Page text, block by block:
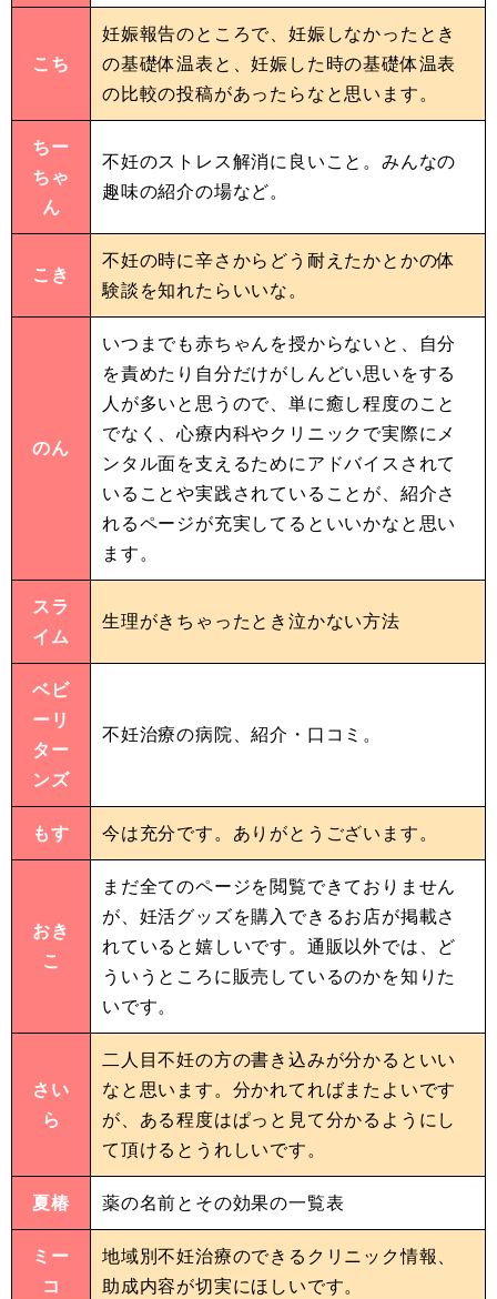
こち
妊娠報告のところで、妊娠しなかったとき
の基礎体温表と、妊娠した時の基礎体温表
の比較の投稿があったらなと思います。
ちー
ちゃ
ん
不妊のストレス解消に良いこと。みんなの
趣味の紹介の場など。
こき
不妊の時に辛さからどう耐えたかとかの体
験談を知れたらいいな。
のん
いつまでも赤ちゃんを授からないと、自分
を責めたり自分だけがしんどい思いをする
人が多いと思うので、単に癒し程度のこと
でなく、心療内科やクリニックで実際にメ
ンタル面を支えるためにアドバイスされて
いることや実践されていることが、紹介さ
れるページが充実してるといいかなと思い
ます。
スラ
イム
生理がきちゃったとき泣かない方法
ベビ
ーリ
ター
ンズ
不妊治療の病院、紹介・口コミ。
もす 今は充分です。ありがとうございます。
おき
こ
まだ全てのページを閲覧できておりません
が、妊活グッズを購入できるお店が掲載さ
れていると嬉しいです。通販以外では、ど
ういうところに販売しているのかを知りた
いです。
さい
ら
二人目不妊の方の書き込みが分かるといい
なと思います。分かれてればまたよいです
が、ある程度はぱっと見て分かるようにし
て頂けるとうれしいです。
夏椿 薬の名前とその効果の一覧表
ミー
コ
地域別不妊治療のできるクリニック情報、
助成内容が切実にほしいです。